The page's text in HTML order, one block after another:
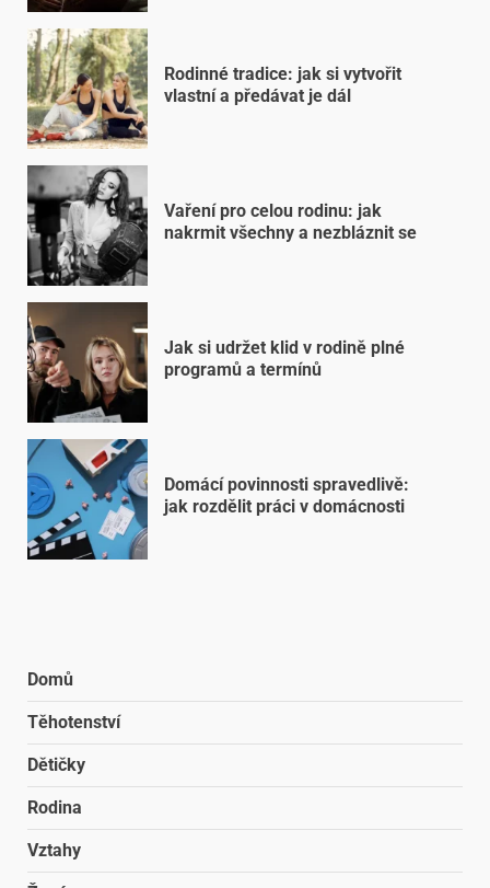
Rodinné tradice: jak si vytvořit
vlastní a předávat je dál
Vaření pro celou rodinu: jak
nakrmit všechny a nezbláznit se
Jak si udržet klid v rodině plné
programů a termínů
Domácí povinnosti spravedlivě:
jak rozdělit práci v domácnosti
Domů
Těhotenství
Dětičky
Rodina
Vztahy